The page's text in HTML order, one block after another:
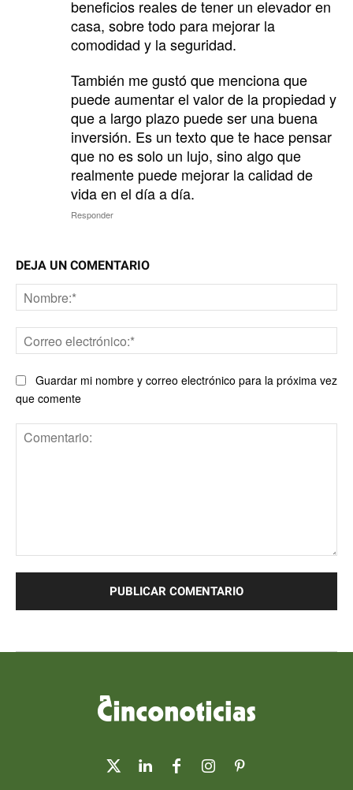
beneficios reales de tener un elevador en
casa, sobre todo para mejorar la
comodidad y la seguridad.
También me gustó que menciona que
puede aumentar el valor de la propiedad y
que a largo plazo puede ser una buena
inversión. Es un texto que te hace pensar
que no es solo un lujo, sino algo que
realmente puede mejorar la calidad de
vida en el día a día.
Responder
DEJA UN COMENTARIO
Guardar mi nombre y correo electrónico para la próxima vez
que comente